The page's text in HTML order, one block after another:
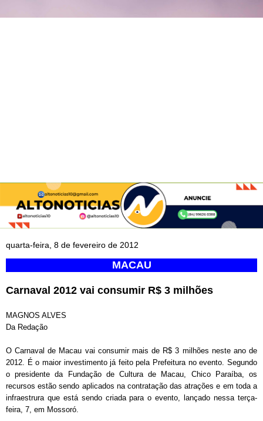
quarta-feira, 8 de fevereiro de 2012
MACAU
Carnaval 2012 vai consumir R$ 3 milhões
MAGNOS ALVES
Da Redação
O Carnaval de Macau vai consumir mais de R$ 3 milhões neste ano de
2012. É o maior investimento já feito pela Prefeitura no evento. Segundo
o presidente da Fundação de Cultura de Macau, Chico Paraíba, os
recursos estão sendo aplicados na contratação das atrações e em toda a
infraestrura que está sendo criada para o evento, lançado nessa terça-
feira, 7, em Mossoró.